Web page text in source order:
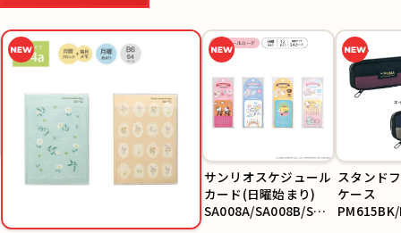
サンリオスケジュール
カード(日曜始まり)
SA008A/SA008B/SA0
スタンド
ケース